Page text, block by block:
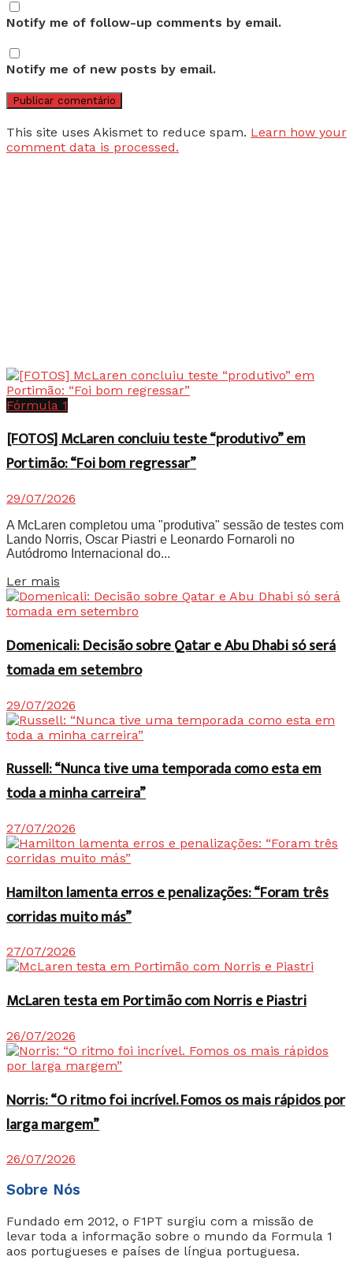
Notify me of follow-up comments by email.
Notify me of new posts by email.
This site uses Akismet to reduce spam. Learn how your
comment data is processed.
Fórmula 1
[FOTOS] McLaren concluiu teste “produtivo” em
Portimão: “Foi bom regressar”
29/07/2026
A McLaren completou uma "produtiva" sessão de testes com
Lando Norris, Oscar Piastri e Leonardo Fornaroli no
Autódromo Internacional do...
Ler mais
Domenicali: Decisão sobre Qatar e Abu Dhabi só será
tomada em setembro
29/07/2026
Russell: “Nunca tive uma temporada como esta em
toda a minha carreira”
27/07/2026
Hamilton lamenta erros e penalizações: “Foram três
corridas muito más”
27/07/2026
McLaren testa em Portimão com Norris e Piastri
26/07/2026
Norris: “O ritmo foi incrível. Fomos os mais rápidos por
larga margem”
26/07/2026
Sobre Nós
Fundado em 2012, o F1PT surgiu com a missão de
levar toda a informação sobre o mundo da Formula 1
aos portugueses e países de língua portuguesa.